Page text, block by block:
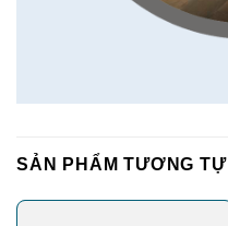
SẢN PHẨM TƯƠNG TỰ